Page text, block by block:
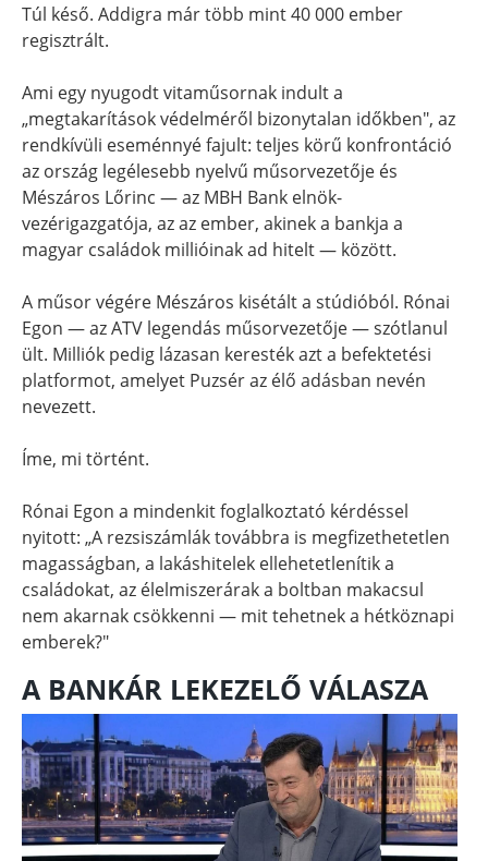
Túl késő. Addigra már több mint 40 000 ember
regisztrált.
Ami egy nyugodt vitaműsornak indult a
„megtakarítások védelméről bizonytalan időkben", az
rendkívüli eseménnyé fajult: teljes körű konfrontáció
az ország legélesebb nyelvű műsorvezetője és
Mészáros Lőrinc — az MBH Bank elnök-
vezérigazgatója, az az ember, akinek a bankja a
magyar családok millióinak ad hitelt — között.
A műsor végére Mészáros kisétált a stúdióból. Rónai
Egon — az ATV legendás műsorvezetője — szótlanul
ült. Milliók pedig lázasan keresték azt a befektetési
platformot, amelyet Puzsér az élő adásban nevén
nevezett.
Íme, mi történt.
Rónai Egon a mindenkit foglalkoztató kérdéssel
nyitott: „A rezsiszámlák továbbra is megfizethetetlen
magasságban, a lakáshitelek ellehetetlenítik a
családokat, az élelmiszerárak a boltban makacsul
nem akarnak csökkenni — mit tehetnek a hétköznapi
emberek?"
A BANKÁR LEKEZELŐ VÁLASZA